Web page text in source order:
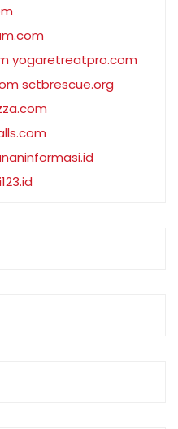
yogaretreatpro.com
sctbrescue.org